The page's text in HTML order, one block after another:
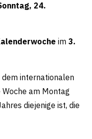
24.
im 3.
internationalen
am Montag
diejenige ist, die